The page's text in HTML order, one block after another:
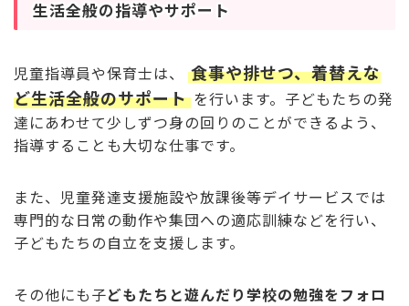
生活全般の指導やサポート
児童指導員や保育士は、
食事や排せつ、着替えな
ど生活全般のサポート を行います。子どもたちの発
達にあわせて少しずつ身の回りのことができるよう、
指導することも大切な仕事です。
また、児童発達支援施設や放課後等デイサービスでは
専門的な日常の動作や集団への適応訓練などを行い、
子どもたちの自立を支援します。
その他にも子どもたちと遊んだり学校の勉強をフォロ